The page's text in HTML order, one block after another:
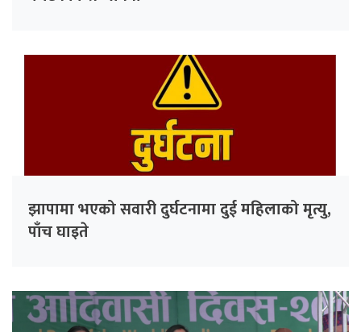
झापामा भएको सवारी दुर्घटनामा दुई महिलाको मृत्यु,
पाँच घाइते